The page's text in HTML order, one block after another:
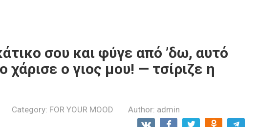
σου και φύγε από ’δω, αυτό
χάρισε ο γιος μου! — τσίριζε η
Category: FOR YOUR MOOD Author: admin